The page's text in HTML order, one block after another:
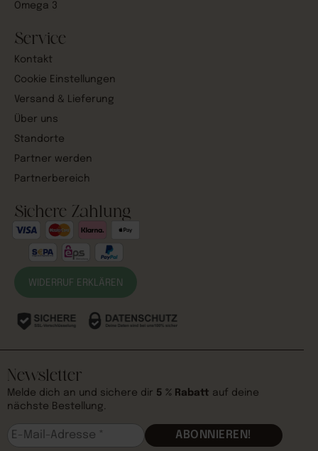
Omega 3
Service
Kontakt
Cookie Einstellungen
Versand & Lieferung
Über uns
Standorte
Partner werden
Partnerbereich
Sichere Zahlung
WIDERRUF ERKLÄREN
Newsletter
Melde dich an und sichere dir 5 % Rabatt auf deine
nächste Bestellung.